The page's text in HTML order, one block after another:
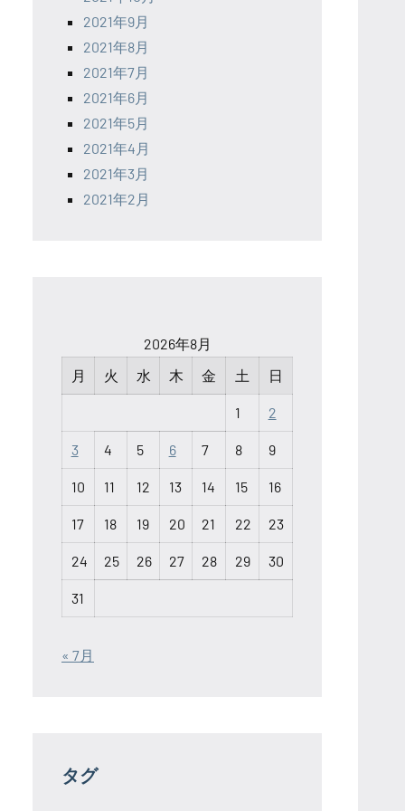
2021年9月
2021年8月
2021年7月
2021年6月
2021年5月
2021年4月
2021年3月
2021年2月
2026年8月
月
火 水 木 金 土 日
1 2
3 4 5 6 7 8 9
10 11 12 13 14 15 16
17 18 19 20 21 22 23
24 25 26 27 28 29 30
31
« 7月
タグ